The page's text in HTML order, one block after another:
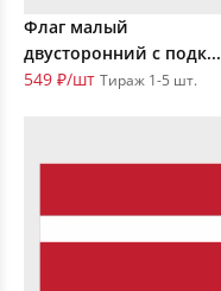
Флаг малый
двусторонний с подк...
549 ₽/шт Тираж 1-5 шт.